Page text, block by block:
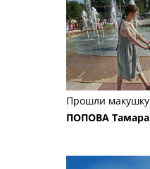
Прошли макушку
ПОПОВА Тамара